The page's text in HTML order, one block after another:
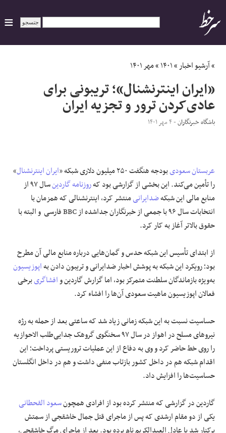
ایران
سیاسی
اقتصاد
جهان
اجتماعی
حوادث
علوم و فن آوری
فرهنگی و هنری
مقالات
»آرشیو اخبار»۱۴۰۱»مهر ۱۴۰۱
«ایران اینترنشنال»؛ تریبونی برای
عادی‌کردن ترور و تجزیه‌ ایران
باشگاه خبرنگاران- ۴ مهر ۱۴۰۱
عربستان سعودیبودجه هنگفت ۲۵۰ میلیون دلاری شبکه « ایران اینترنشنال»
را تأمین می‌کند. این بخشی از گزارشی بود کهروزنامه گاردین
سال ۹۷ از
منابع مالی این شبکهضدایرانیمنتشر کرد، اینترنشنالی که همزمان با
انتخابات سال ۹۶ با جمعی از خبرنگاران جداشده از BBC فارسی و البته با
حقوق بالاتر آغاز به کار کرد.
از ابتدای تأسیس این شبکه حدس و گمان‌هایی درباره منابع مالی آن مطرح
بود؛ رویکرد این شبکه به پوشش اخبار ضدایرانی و تریبون دادن بهاپوزیسیون
به‌ویژه بازماندگان سلطنت متمرکز بود، اما گزارش گاردین وافشاگریبرخی
فعالان اپوزیسیون ماهیت سعودی آن‌ها را افشاء کرد.
حساسیت نسبت به این شبکه زمانی زیاد شد که ساعتی بعد از حمله به رژه
نیرو‌های مسلح در اهواز در سال ۹۷ سخنگوی گروهک جدایی‌طلب الاحوازیه
را روی خط حاضر کرد و وی به دفاع از این عملیات تروریستی پرداخت؛ این
اقدام شبکه هم در داخل کشور بازتاب منفی داشت و هم در داخل انگلستان
حساسیت‌ها را افزایش داد.
گاردین در گزارشی که منتشر کرده بود از افرادی همچونسعود القحطانی
یکی از دو مقام ارشدی که پس از ماجرای قتل جمال خاشقجی از سمتش